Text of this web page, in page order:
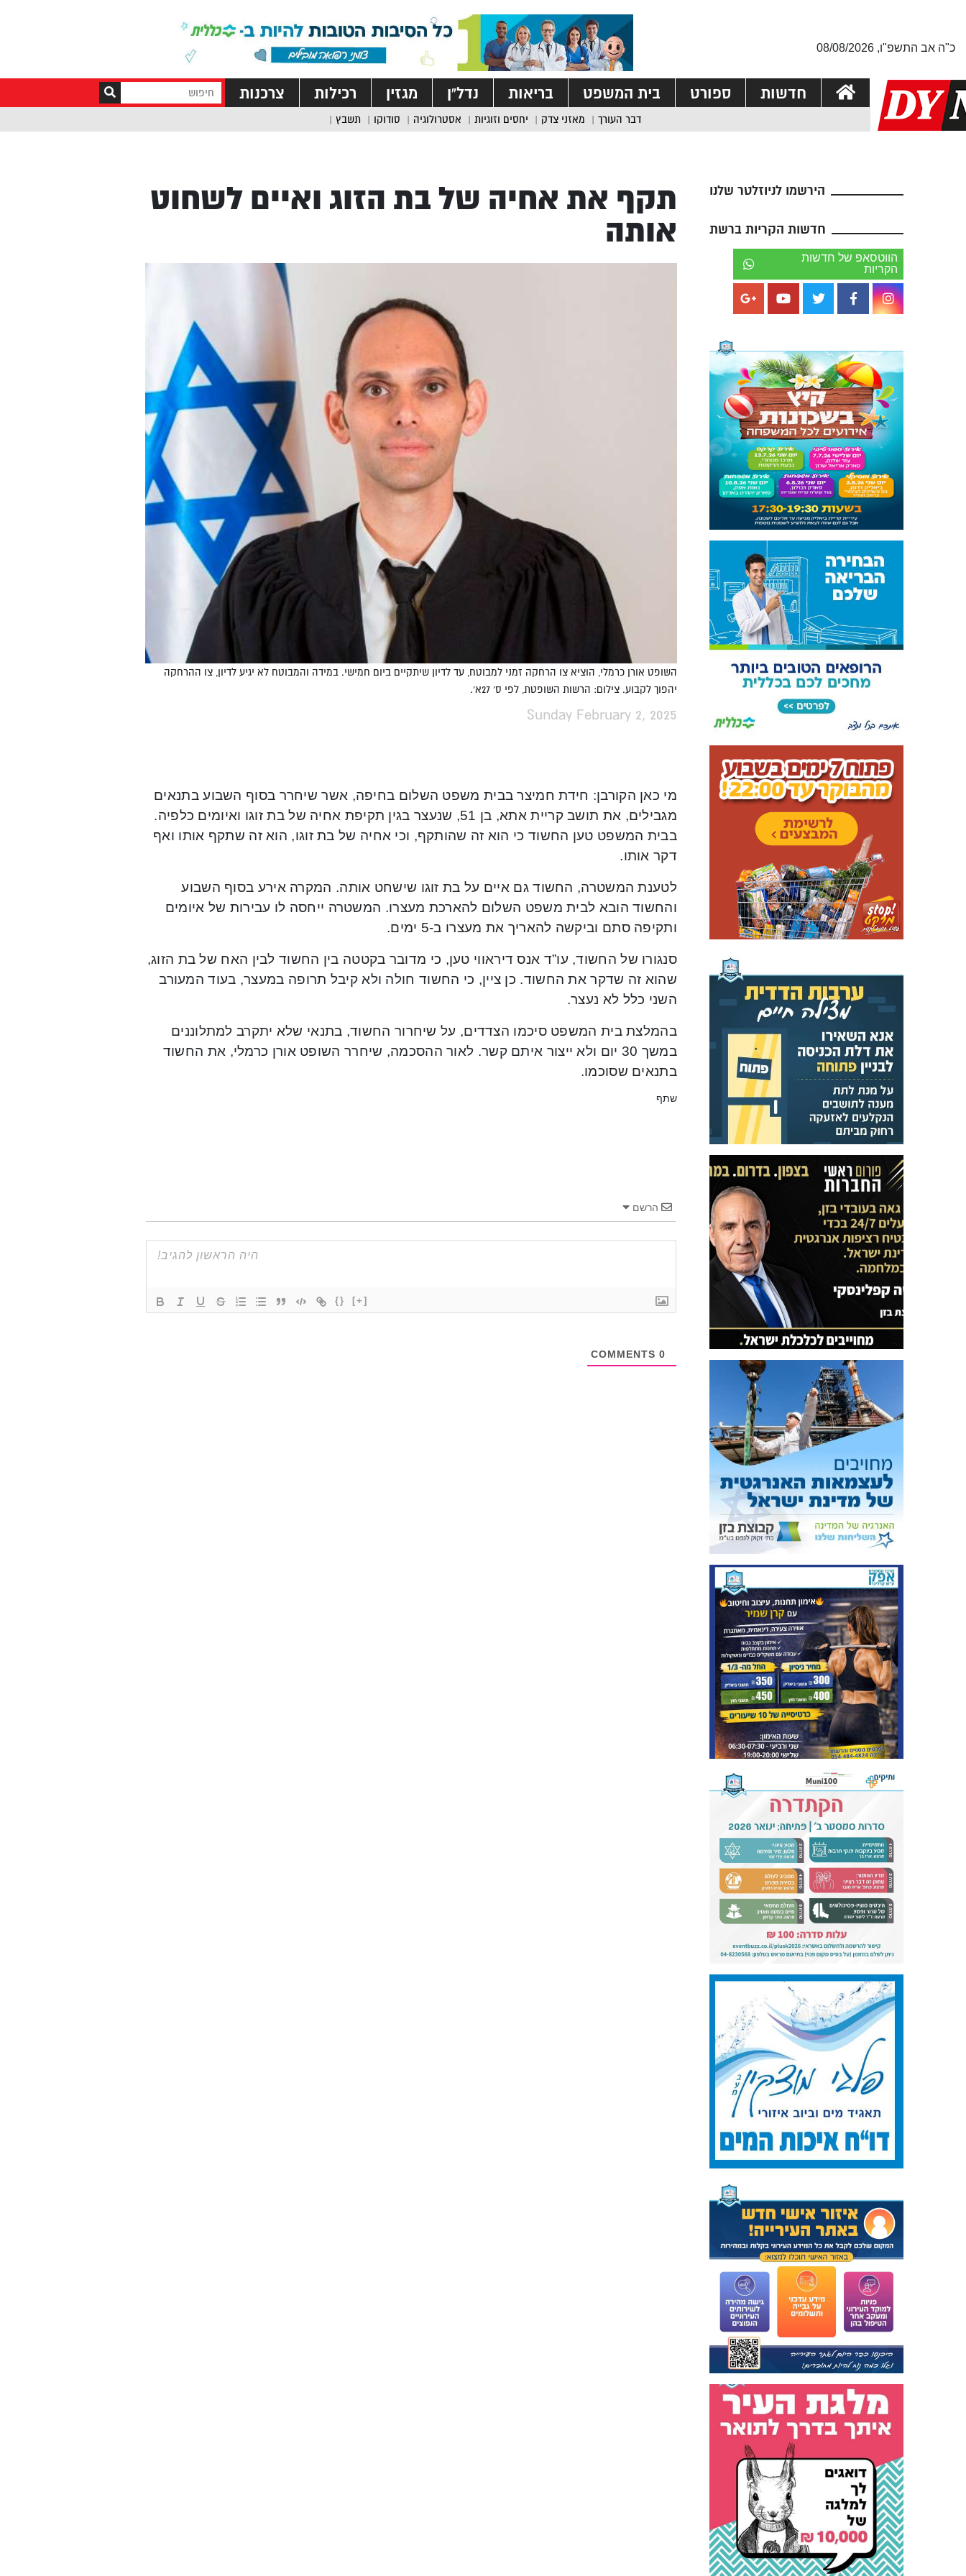
כ"ה אב התשפ"ו, 08/08/2026
חדשות ספורט בית המשפט בריאות נדל”ן מגזין רכילות צרכנות
דבר העורך מאזני צדק יחסים וזוגיות אסטרולוגיה סודוקו תשבץ
הירשמו לניוזלטר שלנו
חדשות הקריות ברשת
הווטסאפ של חדשות
הקריות
תקף את אחיה של בת הזוג ואיים לשחוט
אותה
השופט אורן כרמלי, הוציא צו הרחקה זמני למבוטח, עד לדיון שיתקיים ביום חמישי. במידה והמבוטח לא יגיע לדיון, צו ההרחקה
יהפוך לקבוע. צילום: הרשות השופטת, לפי ס' 27א'.
Sunday February 2, 2025
מי כאן הקורבן: חידת חמיצר בבית משפט השלום בחיפה, אשר שיחרר בסוף השבוע בתנאים
מגבילים, את תושב קריית אתא, בן 51, שנעצר בגין תקיפת אחיה של בת זוגו ואיומים כלפיה.
בבית המשפט טען החשוד כי הוא זה שהותקף, וכי אחיה של בת זוגו, הוא זה שתקף אותו ואף
דקר אותו.
לטענת המשטרה, החשוד גם איים על בת זוגו שישחט אותה. המקרה אירע בסוף השבוע
והחשוד הובא לבית משפט השלום להארכת מעצרו. המשטרה ייחסה לו עבירות של איומים
ותקיפה סתם וביקשה להאריך את מעצרו ב-5 ימים.
סנגורו של החשוד, עו”ד אנס דיראווי טען, כי מדובר בקטטה בין החשוד לבין האח של בת הזוג,
שהוא זה שדקר את החשוד. כן ציין, כי החשוד חולה ולא קיבל תרופה במעצר, בעוד המעורב
השני כלל לא נעצר.
בהמלצת בית המשפט סיכמו הצדדים, על שיחרור החשוד, בתנאי שלא יתקרב למתלוננים
במשך 30 יום ולא ייצור איתם קשר. לאור ההסכמה, שיחרר השופט אורן כרמלי, את החשוד
בתנאים שסוכמו.
שתף
הרשם
{} [+]
0